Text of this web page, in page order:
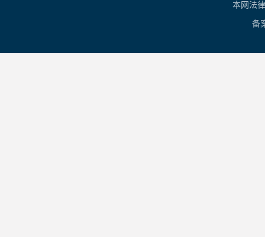
本网法
备